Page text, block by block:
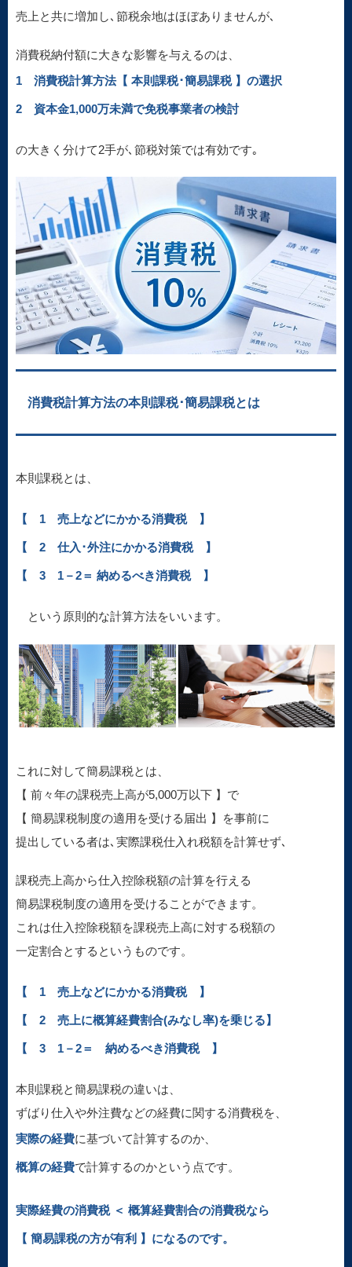
売上と共に増加し､節税余地はほぼありませんが､
消費税納付額に大きな影響を与えるのは、
1 消費税計算方法【 本則課税･簡易課税 】の選択
2 資本金1,000万未満で免税事業者の検討
の大きく分けて2手が､節税対策では有効です｡
消費税計算方法の本則課税･簡易課税とは
本則課税とは、
【 1 売上などにかかる消費税 】
【 2 仕入･外注にかかる消費税 】
【 3 1－2＝ 納めるべき消費税 】
という原則的な計算方法をいいます。
これに対して簡易課税とは、
【 前々年の課税売上高が5,000万以下 】で
【 簡易課税制度の適用を受ける届出 】を事前に
提出している者は､実際課税仕入れ税額を計算せず､
課税売上高から仕入控除税額の計算を行える
簡易課税制度の適用を受けることができます。
これは仕入控除税額を課税売上高に対する税額の
一定割合とするというものです。
【 1 売上などにかかる消費税 】
【 2 売上に概算経費割合(みなし率)を乗じる】
【 3 1－2＝ 納めるべき消費税 】
本則課税と簡易課税の違いは、
ずばり仕入や外注費などの経費に関する消費税を、
実際の経費に基づいて計算するのか、
概算の経費で計算するのかという点です。
実際経費の消費税 ＜ 概算経費割合の消費税なら
【 簡易課税の方が有利 】になるのです。